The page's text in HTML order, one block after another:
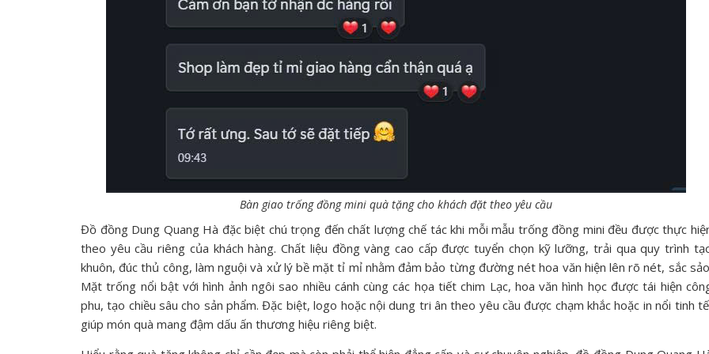
Bàn giao trống đồng mini quà tặng cho khách đặt theo yêu cầu
Đồ đồng Dung Quang Hà đặc biệt chú trọng đến chất lượng chế tác khi mỗi mẫu trống đồng mini đều được thực
theo yêu cầu riêng của khách hàng. Chất liệu đồng vàng cao cấp được tuyển chọn kỹ lưỡng, trải qua quy trình
khuôn, đúc thủ công, làm nguội và xử lý bề mặt tỉ mỉ nhằm đảm bảo từng đường nét hoa văn hiện lên rõ nét, sắc
Mặt trống nổi bật với hình ảnh ngôi sao nhiều cánh cùng các họa tiết chim Lạc, hoa văn hình học được tái hiện
phu, tạo chiều sâu cho sản phẩm. Đặc biệt, logo hoặc nội dung tri ân theo yêu cầu được chạm khắc hoặc in nổi tinh
giúp món quà mang đậm dấu ấn thương hiệu riêng biệt.